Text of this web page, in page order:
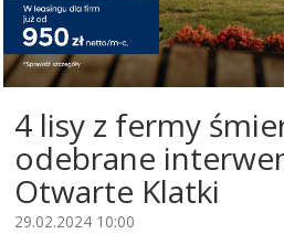
4 lisy z fermy
odebrane
Otwarte Klatki
29.02.2024 10:00